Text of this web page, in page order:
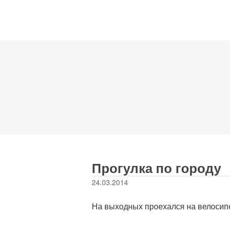
Прогулка по городу
24.03.2014
На выходных проехался на